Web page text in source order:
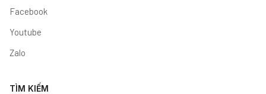
Facebook
Youtube
Zalo
TÌM KIẾM